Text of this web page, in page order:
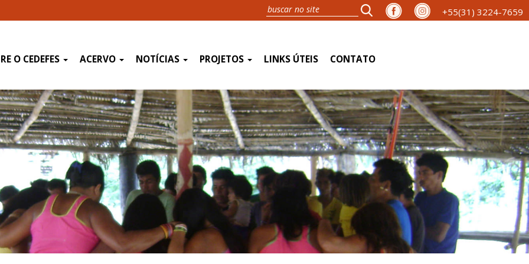
+55(31) 3224-7659
O CEDEFES ACERVO NOTÍCIAS PROJETOS LINKS ÚTEIS CONTATO